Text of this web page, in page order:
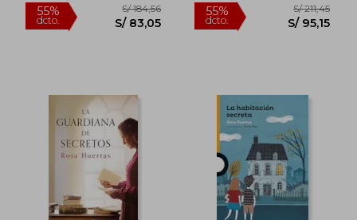
S/ 162,93
S/ 73,32
55%
dcto.